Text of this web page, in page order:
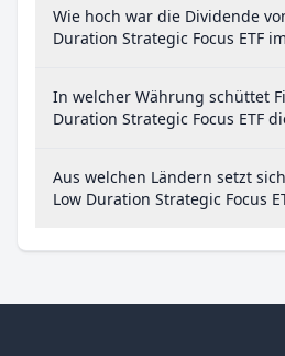
Wie hoch war die Dividende
Duration Strategic Focus ETF
In welcher Währung schüttet
Duration Strategic Focus ETF
Aus welchen Ländern setzt
Low Duration Strategic Focus